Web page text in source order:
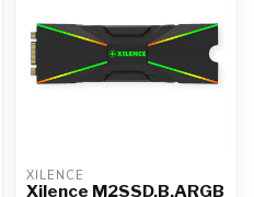
XILENCE
Xilence M2SSD.B.ARGB